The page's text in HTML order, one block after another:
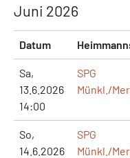
Juni 2026
Datum
Sa,
13.6.2026
14:00
SPG
Münkl./
So,
14.6.2026
SPG
Münkl./